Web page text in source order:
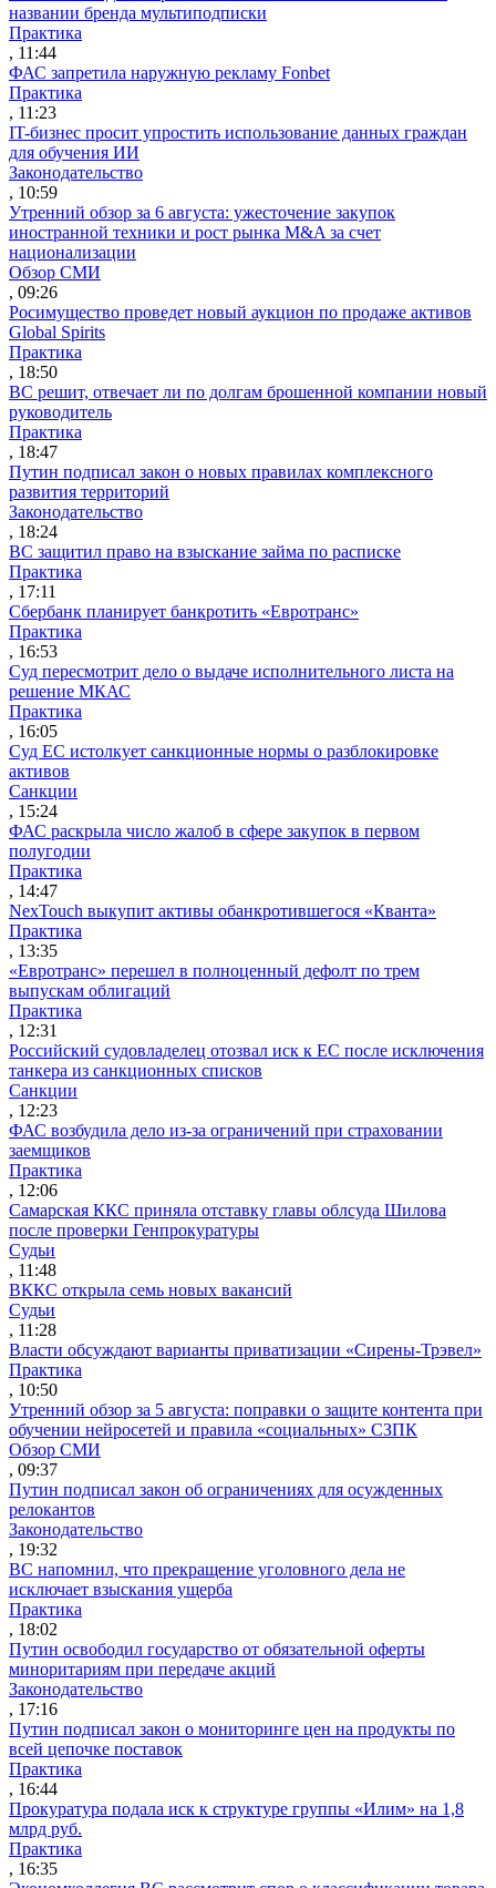
названии бренда мультиподписки
Практика
, 11:44
ФАС запретила наружную рекламу Fonbet
Практика
, 11:23
IT-бизнес просит упростить использование данных граждан
для обучения ИИ
Законодательство
, 10:59
Утренний обзор за 6 августа: ужесточение закупок
иностранной техники и рост рынка M&A за счет
национализации
Обзор СМИ
, 09:26
Росимущество проведет новый аукцион по продаже активов
Global Spirits
Практика
, 18:50
ВС решит, отвечает ли по долгам брошенной компании новый
руководитель
Практика
, 18:47
Путин подписал закон о новых правилах комплексного
развития территорий
Законодательство
, 18:24
ВС защитил право на взыскание займа по расписке
Практика
, 17:11
Сбербанк планирует банкротить «Евротранс»
Практика
, 16:53
Суд пересмотрит дело о выдаче исполнительного листа на
решение МКАС
Практика
, 16:05
Суд ЕС истолкует санкционные нормы о разблокировке
активов
Санкции
, 15:24
ФАС раскрыла число жалоб в сфере закупок в первом
полугодии
Практика
, 14:47
NexTouch выкупит активы обанкротившегося «Кванта»
Практика
, 13:35
«Евротранс» перешел в полноценный дефолт по трем
выпускам облигаций
Практика
, 12:31
Российский судовладелец отозвал иск к ЕС после исключения
танкера из санкционных списков
Санкции
, 12:23
ФАС возбудила дело из-за ограничений при страховании
заемщиков
Практика
, 12:06
Самарская ККС приняла отставку главы облсуда Шилова
после проверки Генпрокуратуры
Судьи
, 11:48
ВККС открыла семь новых вакансий
Судьи
, 11:28
Власти обсуждают варианты приватизации «Сирены-Трэвел»
Практика
, 10:50
Утренний обзор за 5 августа: поправки о защите контента при
обучении нейросетей и правила «социальных» СЗПК
Обзор СМИ
, 09:37
Путин подписал закон об ограничениях для осужденных
релокантов
Законодательство
, 19:32
ВС напомнил, что прекращение уголовного дела не
исключает взыскания ущерба
Практика
, 18:02
Путин освободил государство от обязательной оферты
миноритариям при передаче акций
Законодательство
, 17:16
Путин подписал закон о мониторинге цен на продукты по
всей цепочке поставок
Практика
, 16:44
Прокуратура подала иск к структуре группы «Илим» на 1,8
млрд руб.
Практика
, 16:35